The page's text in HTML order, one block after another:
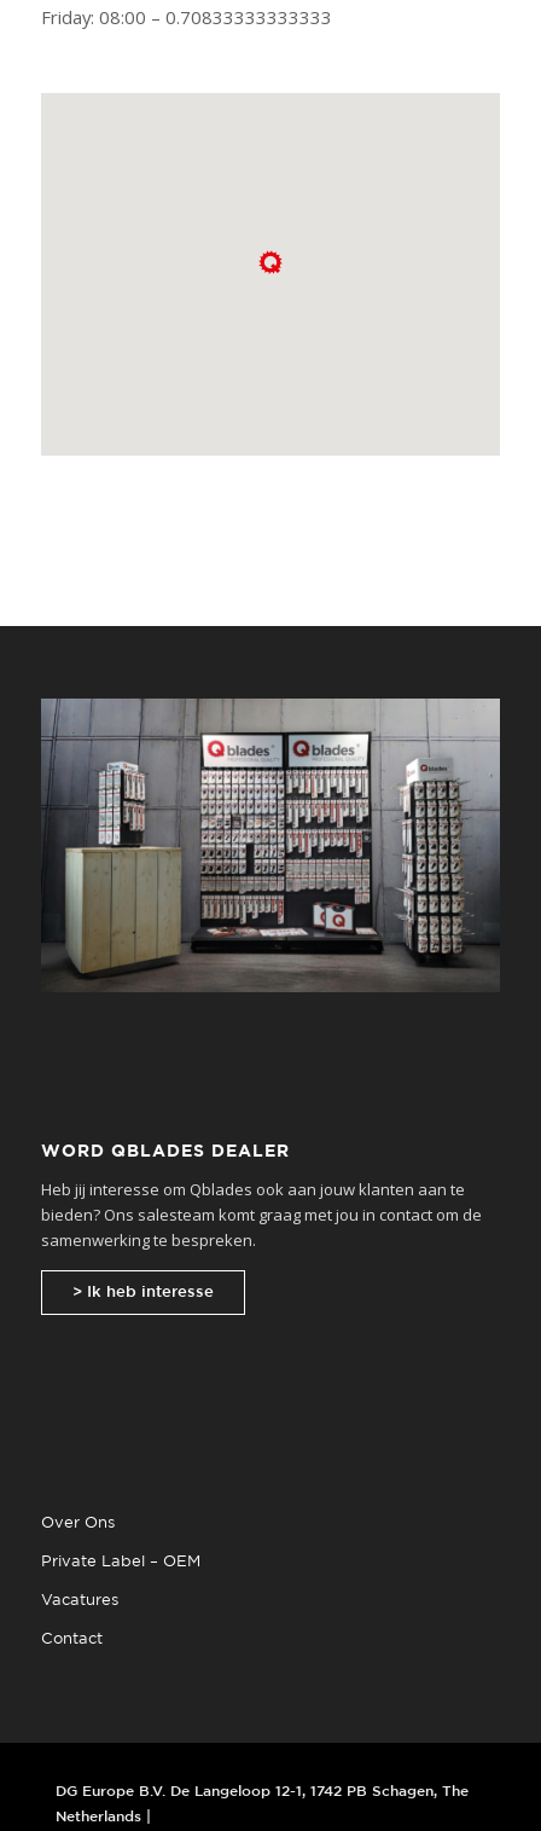
Friday: 08:00 – 0.70833333333333
WORD QBLADES DEALER
Heb jij interesse om Qblades ook aan jouw klanten aan te
bieden? Ons salesteam komt graag met jou in contact om de
samenwerking te bespreken.
> Ik heb interesse
Over Ons
Private Label – OEM
Vacatures
Contact
DG Europe B.V. De Langeloop 12-1, 1742 PB Schagen, The
Netherlands |